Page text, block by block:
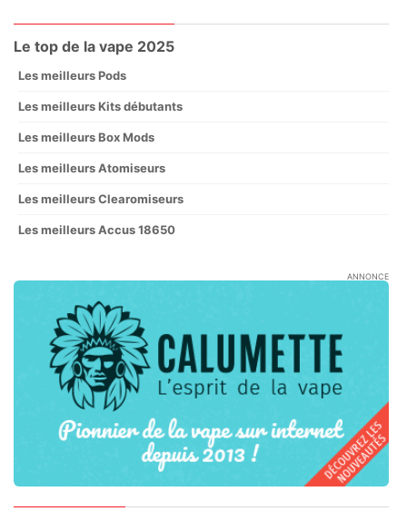
Le top de la vape 2025
Les meilleurs Pods
Les meilleurs Kits débutants
Les meilleurs Box Mods
Les meilleurs Atomiseurs
Les meilleurs Clearomiseurs
Les meilleurs Accus 18650
ANNONCE